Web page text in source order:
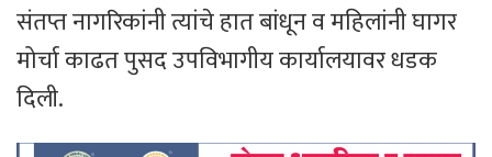
संतप्त नागरिकांनी त्यांचे हात बांधून व महिलांनी घागर
मोर्चा काढत पुसद उपविभागीय कार्यालयावर धडक
दिली.